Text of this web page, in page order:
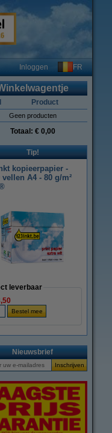
Inloggen FR
Product
Geen producten
Totaal: € 0,00
Tip!
kopieerpapier -
vellen A4 - 80 g/m²
leverbaar
Nieuwsbrief